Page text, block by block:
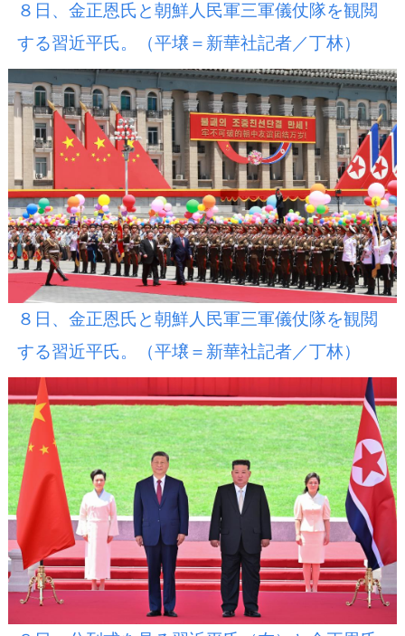
８日、金正恩氏と朝鮮人民軍三軍儀仗隊を観閲
する習近平氏。（平壌＝新華社記者／丁林）
８日、金正恩氏と朝鮮人民軍三軍儀仗隊を観閲
する習近平氏。（平壌＝新華社記者／丁林）